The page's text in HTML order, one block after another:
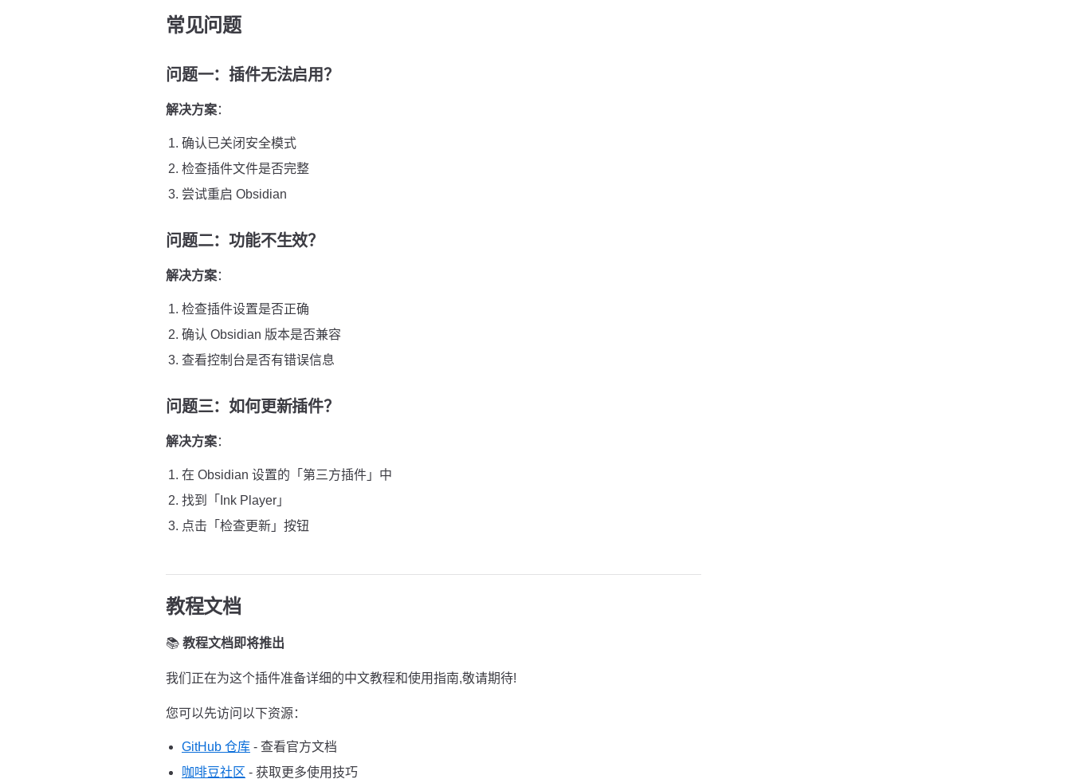
常见问题
问题一：插件无法启用？
解决方案：
确认已关闭安全模式
检查插件文件是否完整
尝试重启 Obsidian
问题二：功能不生效？
解决方案：
检查插件设置是否正确
确认 Obsidian 版本是否兼容
查看控制台是否有错误信息
问题三：如何更新插件？
解决方案：
在 Obsidian 设置的「第三方插件」中
找到「Ink Player」
点击「检查更新」按钮
教程文档
📚 教程文档即将推出
我们正在为这个插件准备详细的中文教程和使用指南,敬请期待!
您可以先访问以下资源：
GitHub 仓库 - 查看官方文档
咖啡豆社区 - 获取更多使用技巧